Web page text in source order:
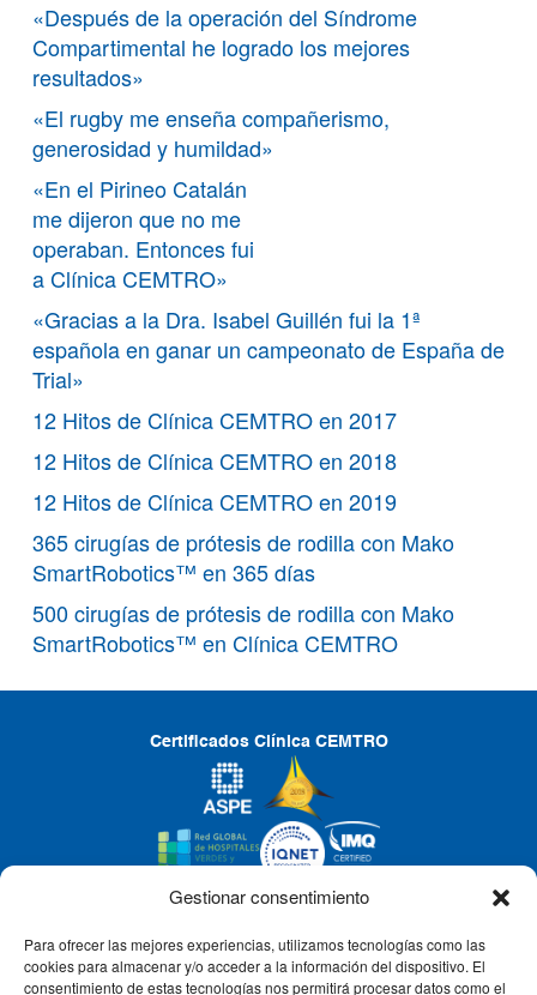
Gestionar consentimiento
Para ofrecer las mejores experiencias, utilizamos tecnologías como las
cookies para almacenar y/o acceder a la información del dispositivo. El
consentimiento de estas tecnologías nos permitirá procesar datos como el
«Después de la operación del Síndrome
Compartimental he logrado los mejores
resultados»
«El rugby me enseña compañerismo,
generosidad y humildad»
«En el Pirineo Catalán
me dijeron que no me
operaban. Entonces fui
a Clínica CEMTRO»
«Gracias a la Dra. Isabel Guillén fui la 1ª
española en ganar un campeonato de España de
Trial»
12 Hitos de Clínica CEMTRO en 2017
12 Hitos de Clínica CEMTRO en 2018
12 Hitos de Clínica CEMTRO en 2019
365 cirugías de prótesis de rodilla con Mako
SmartRobotics™ en 365 días
500 cirugías de prótesis de rodilla con Mako
SmartRobotics™ en Clínica CEMTRO
Certificados Clínica CEMTRO
CLÍNICA CEMTRO